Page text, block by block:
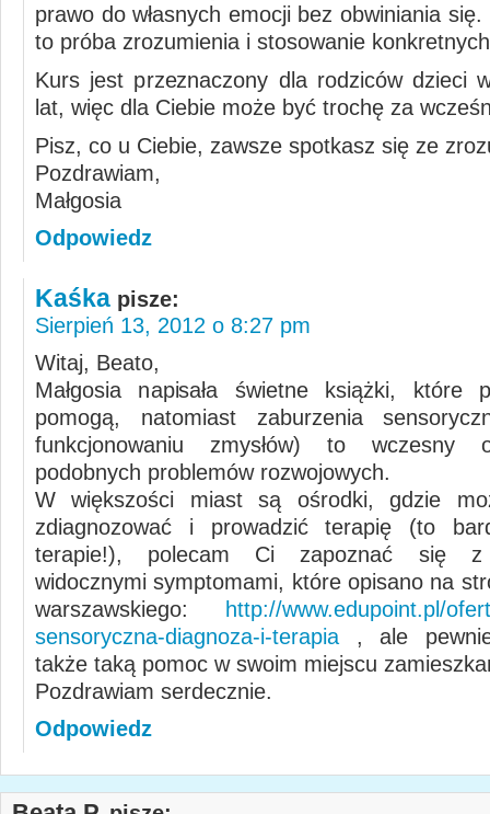
prawo do własnych emocji bez obwiniania
to próba zrozumienia i stosowanie
Kurs jest przeznaczony dla rodziców dzieci
lat, więc dla Ciebie może być trochę za
Pisz, co u Ciebie, zawsze spotkasz się ze
Pozdrawiam,
Małgosia
Odpowiedz
Kaśka pisze:
Sierpień 13, 2012 o 8:27 pm
Witaj, Beato,
Małgosia napisała świetne książki, które
pomogą, natomiast zaburzenia
funkcjonowaniu zmysłów) to wczesny
podobnych problemów rozwojowych.
W większości miast są ośrodki, gdzie
zdiagnozować i prowadzić terapię (to
terapie!), polecam Ci zapoznać się z
widocznymi symptomami, które opisano na
warszawskiego:
http://www.edupoint.pl/
sensoryczna-diagnoza-i-terapia , ale
także taką pomoc w swoim miejscu
Pozdrawiam serdecznie.
Odpowiedz